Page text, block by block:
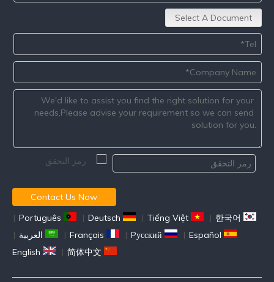
Select A Document
Contact Us Now
한국어
|
Tiếng Việt
|
Deutsch
|
Português
|
Español
|
Pусский
|
Français
| العربية |
简体中文
|
English